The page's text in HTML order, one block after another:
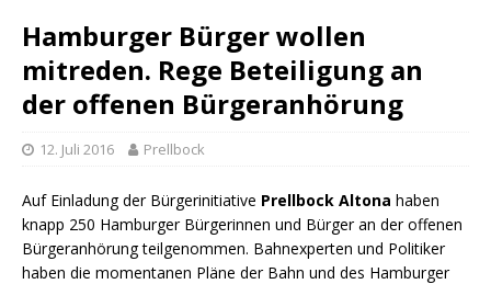
Hamburger Bürger wollen
mitreden. Rege Beteiligung an
der offenen Bürgeranhörung
12. Juli 2016 Prellbock
Auf Einladung der Bürgerinitiative Prellbock Altona haben
knapp 250 Hamburger Bürgerinnen und Bürger an der offenen
Bürgeranhörung teilgenommen. Bahnexperten und Politiker
haben die momentanen Pläne der Bahn und des Hamburger